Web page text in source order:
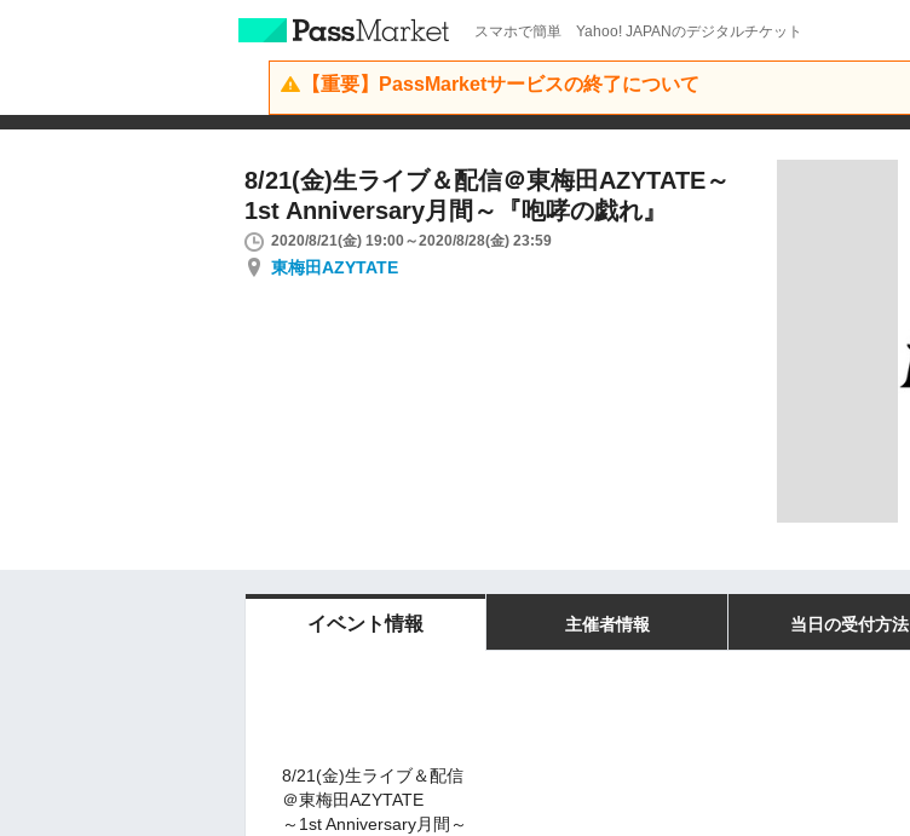
スマホで簡単 Yahoo! JAPANのデジタルチケット
【重要】PassMarketサービスの終了について
8/21(金)生ライブ＆配信＠東梅田AZYTATE～
1st Anniversary月間～『咆哮の戯れ』
2020/8/21(金) 19:00～2020/8/28(金) 23:59
東梅田AZYTATE
イベント情報 主催者情報 当日の受付方法
8/21(金)生ライブ＆配信
＠東梅田AZYTATE
～1st Anniversary月間～